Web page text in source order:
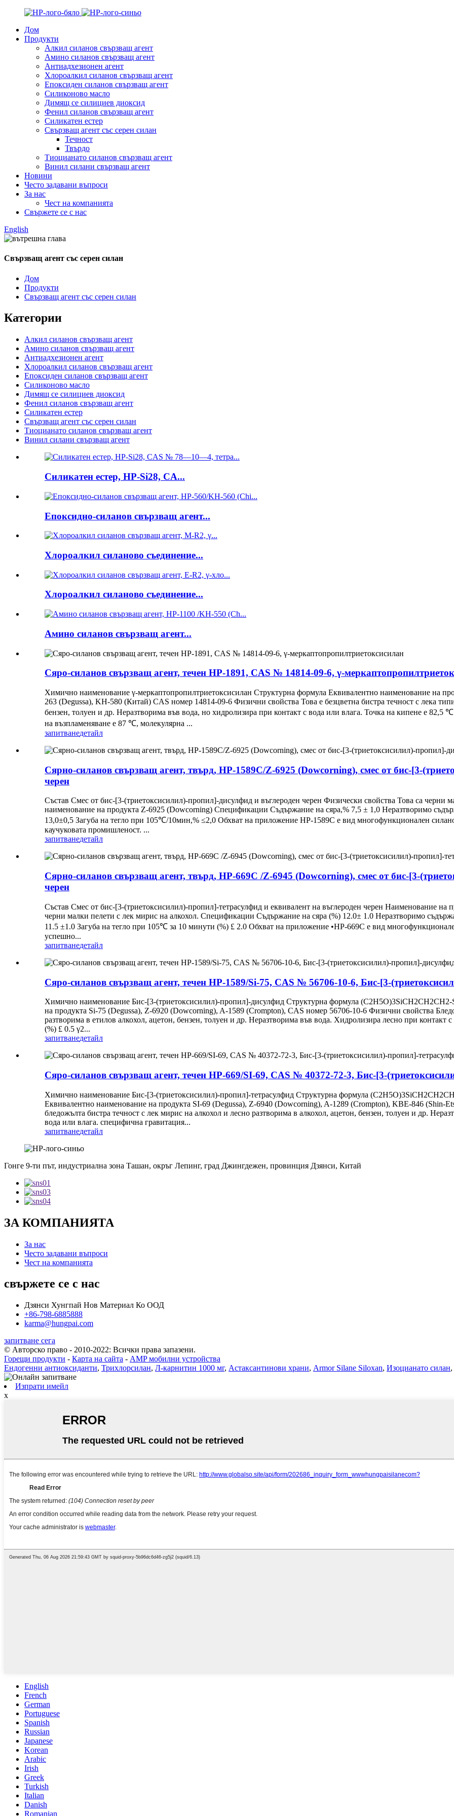
Дом
Продукти
Алкил силанов свързващ агент
Амино силанов свързващ агент
Антиадхезионен агент
Хлороалкил силанов свързващ агент
Епоксиден силанов свързващ агент
Силиконово масло
Димящ се силициев диоксид
Фенил силанов свързващ агент
Силикатен естер
Свързващ агент със серен силан
Течност
Твърдо
Тиоцианато силанов свързващ агент
Винил силани свързващ агент
Новини
Често задавани въпроси
За нас
Чест на компанията
Свържете се с нас
English
Свързващ агент със серен силан
Дом
Продукти
Свързващ агент със серен силан
Категории
Алкил силанов свързващ агент
Амино силанов свързващ агент
Антиадхезионен агент
Хлороалкил силанов свързващ агент
Епоксиден силанов свързващ агент
Силиконово масло
Димящ се силициев диоксид
Фенил силанов свързващ агент
Силикатен естер
Свързващ агент със серен силан
Тиоцианато силанов свързващ агент
Винил силани свързващ агент
Силикатен естер, HP-Si28, CA...
Епоксидно-силанов свързващ агент...
Хлороалкил силаново съединение...
Хлороалкил силаново съединение...
Амино силанов свързващ агент...
Сяро-силанов свързващ агент, течен HP-1891, CAS № 14814-09-6, γ-
Химично наименование γ-меркаптопропилтриетоксисилан Структурна формула Еквивалентно наименование на
263 (Degussa), KH-580 (Китай) CAS номер 14814-09-6 Физични свойства Това е безцветна бистра течност с лека
бензен, толуен и др. Неразтворима във вода, но хидролизира при контакт с вода или влага. Точка на кипене е
на възпламеняване е 87 ℃, молекулярна ...
запитванедетайл
Сярно-силанов свързващ агент, твърд, HP-1589C/Z-6925 (Dowcorning), смес от бис-[3-
черен
Състав Смес от бис-[3-(триетоксисилил)-пропил]-дисулфид и въглероден черен Физически свойства Това са черни
наименование на продукта Z-6925 (Dowcorning) Спецификации Съдържание на сяра,% 7,5 ± 1,0 Неразтворимо
13,0±0,5 Загуба на тегло при 105℃/10мин,% ≤2,0 Обхват на приложение HP-1589C е вид многофункционален
каучуковата промишленост. ...
запитванедетайл
Сярно-силанов свързващ агент, твърд, HP-669C /Z-6945 (Dowcorning), смес от бис-[3-
черен
Състав Смес от бис-[3-(триетоксисилил)-пропил]-тетрасулфид и еквивалент на въглероден черен Наименование на
черни малки пелети с лек мирис на алкохол. Спецификации Съдържание на сяра (%) 12.0± 1.0 Неразтворимо
11.5 ±1.0 Загуба на тегло при 105℃ за 10 минути (%) £ 2.0 Обхват на приложение •HP-669C е вид
успешно...
запитванедетайл
Сяро-силанов свързващ агент, течен HP-1589/Si-75, CAS № 56706-10-6, Бис-[3-
Химично наименование Бис-[3-(триетоксисилил)-пропил]-дисулфид Структурна формула
на продукта Si-75 (Degussa), Z-6920 (Dowcorning), A-1589 (Crompton), CAS номер 56706-10-6 Физични свойства
разтворима в етилов алкохол, ацетон, бензен, толуен и др. Неразтворима във вода. Хидролизира лесно при
(%) £ 0.5 γ2...
запитванедетайл
Сяро-силанов свързващ агент, течен HP-669/SI-69, CAS № 40372-72-3, Бис-[3-
Химично наименование Бис-[3-(триетоксисилил)-пропил]-тетрасулфид Структурна формула
Еквивалентно наименование на продукта SI-69 (Degussa), Z-6940 (Dowcorning), A-1289 (Crompton), KBE-846 (Shin-
бледожълта бистра течност с лек мирис на алкохол и лесно разтворима в алкохол, ацетон, бензен, толуен и др.
вода или влага. специфична гравитация...
запитванедетайл
Гонге 9-ти път, индустриална зона Ташан, окръг Лепинг, град Джингдежен, провинция Дзянси, Китай
ЗА КОМПАНИЯТА
За нас
Често задавани въпроси
Чест на компанията
свържете се с нас
Дзянси Хунгпай Нов Материал Ко ООД
+86-798-6885888
karma@hungpai.com
запитване сега
© Авторско право - 2010-2022: Всички права запазени.
Горещи продукти - Карта на сайта - AMP мобилни устройства
Ендогенни антиоксиданти, Трихлорсилан, Л-карнитин 1000 мг, Астаксантинови храни, Armor Silane Siloxan, Изоцианато силан,
Изпрати имейл
x
English
French
German
Portuguese
Spanish
Russian
Japanese
Korean
Arabic
Irish
Greek
Turkish
Italian
Danish
Romanian